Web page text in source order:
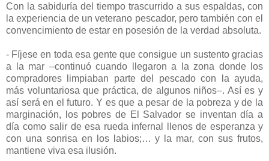
Con la sabiduría del tiempo trascurrido a sus espaldas, con
la experiencia de un veterano pescador, pero también con el
convencimiento de estar en posesión de la verdad absoluta.
- Fíjese en toda esa gente que consigue un sustento gracias
a la mar –continuó cuando llegaron a la zona donde los
compradores limpiaban parte del pescado con la ayuda,
más voluntariosa que práctica, de algunos niños–. Así es y
así será en el futuro. Y es que a pesar de la pobreza y de la
marginación, los pobres de El Salvador se inventan día a
día como salir de esa rueda infernal llenos de esperanza y
con una sonrisa en los labios;… y la mar, con sus frutos,
mantiene viva esa ilusión.